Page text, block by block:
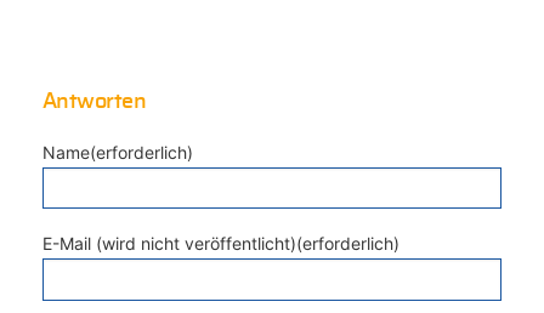
Antworten
Name(erforderlich)
E-Mail (wird nicht veröffentlicht)(erforderlich)